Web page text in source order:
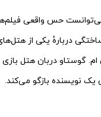
حس واقعی
دربارهٔ یکی از
گوستاو دربان هتل بازی
یک نویسنده بازگو می‌کند.